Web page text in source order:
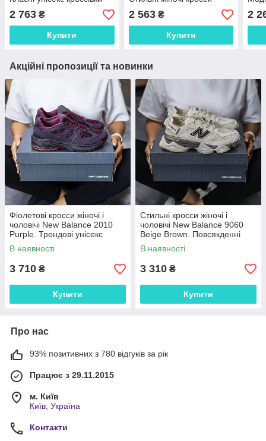
New Balance 740 Silver
White.
2 763 ₴
Купити
Адідас Озміллен.
2 563₴
Купити
2
Акційні пропозиції та новинки
Фіолетові кросси жіночі і
чоловічі New Balance 2010
Purple. Трендові унісекс
кроссівки Нью Беленс 2010.
В наявності
3 710 ₴
Купити
Стильні кросси жіночі і
чоловічі New Balance 9060
Beige Brown. Повсякденні
унісекс кроссівки Нью Беленс
9060.
В наявності
3 310 ₴
Купити
Про нас
93% позитивних з 780 відгуків за рік
Працює з 29.11.2015
м. Київ
Київ, Україна
Контакти